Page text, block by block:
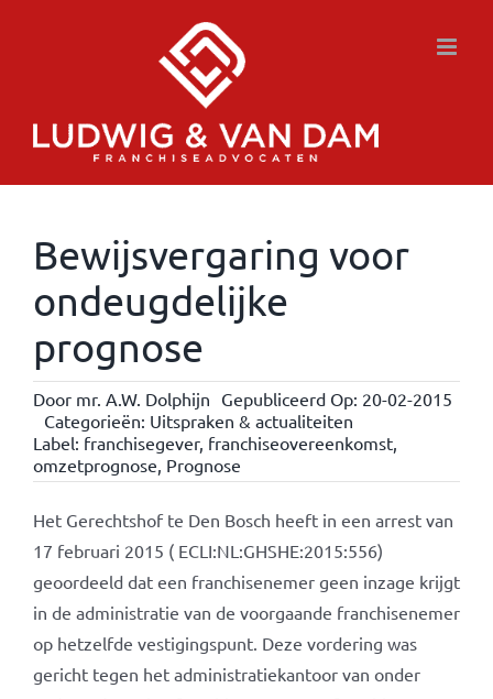
Bewijsvergaring voor
ondeugdelijke
prognose
Door mr. A.W. Dolphijn Gepubliceerd Op: 20-02-2015
Categorieën: Uitspraken & actualiteiten
Label: franchisegever, franchiseovereenkomst,
omzetprognose, Prognose
Het Gerechtshof te Den Bosch heeft in een arrest van
17 februari 2015 ( ECLI:NL:GHSHE:2015:556)
geoordeeld dat een franchisenemer geen inzage krijgt
in de administratie van de voorgaande franchisenemer
op hetzelfde vestigingspunt. Deze vordering was
gericht tegen het administratiekantoor van onder